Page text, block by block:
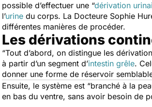
possible d’effectuer une “dérivation
l’urine du corps. La Docteure Sophie
différentes manières de procéder.
Les dérivations
“Tout d’abord, on distingue les
à partir d’un segment d’intestin grêle.
donner une forme de réservoir
Ensuite, le système est “branché à la
en bas du ventre, sans avoir besoin de